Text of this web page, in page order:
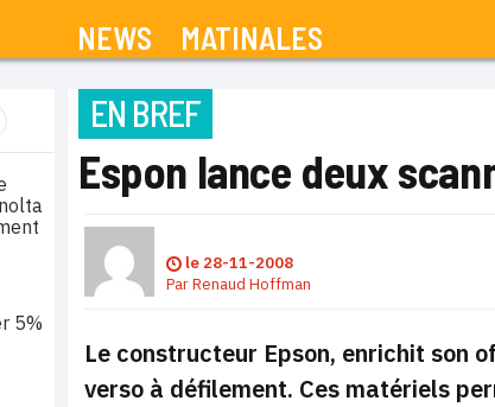
NEWS MATINALES
EN BREF
Espon lance deux
le 28-11-2008
ParRenaud Hoffman
Le constructeur Epson, enrichit son
verso à défilement. Ces matériels
5%